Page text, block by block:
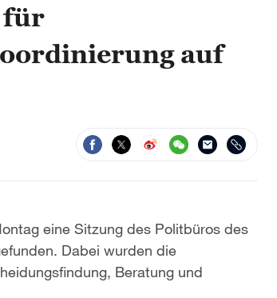
für
auf
eine Sitzung des Politbüros des
Dabei wurden die
Beratung und